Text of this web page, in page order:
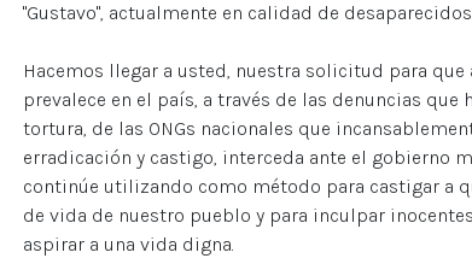
"Gustavo", actualmente en calidad de desaparecidos.
Hacemos llegar a usted, nuestra solicitud para
prevalece en el país, a través de las denuncias
tortura, de las ONGs nacionales que
erradicación y castigo, interceda ante el gobierno
continúe utilizando como método para castigar a
de vida de nuestro pueblo y para inculpar
aspirar a una vida digna.